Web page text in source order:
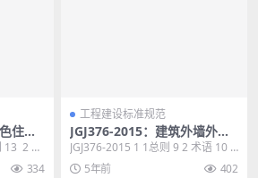
住区
13 2 术
334
工程建设标准规范
JGJ376-2015：建筑外墙外保
温系统修缮标准
JGJ376-2015 1 1总则 9 2 术语 10 3
基本规定 11 4 ...
5年前 402